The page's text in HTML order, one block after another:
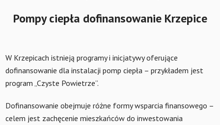
Pompy ciepła dofinansowanie Krzepice
W Krzepicach istnieją programy i inicjatywy oferujące
dofinansowanie dla instalacji pomp ciepła – przykładem jest
program „Czyste Powietrze”.
Dofinansowanie obejmuje różne formy wsparcia finansowego –
celem jest zachęcenie mieszkańców do inwestowania